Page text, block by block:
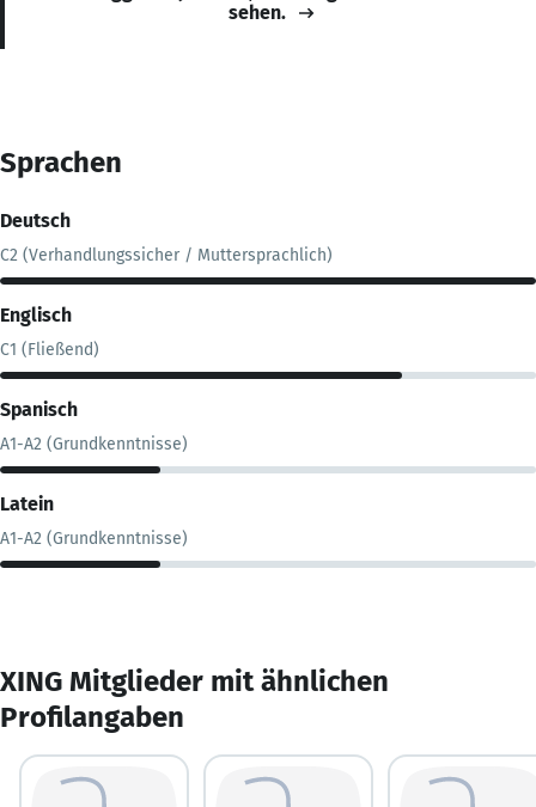
sehen.
Sprachen
Deutsch
C2 (Verhandlungssicher / Muttersprachlich)
Englisch
C1 (Fließend)
Spanisch
A1-A2 (Grundkenntnisse)
Latein
A1-A2 (Grundkenntnisse)
XING Mitglieder mit ähnlichen
Profilangaben